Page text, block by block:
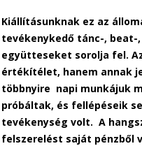
Kiállításunknak ez az
tevékenykedő tánc-, beat-
együtteseket sorolja fel.
értékítélet, hanem annak
többnyire napi munkájuk
próbáltak, és fellépéseik
tevékenység volt. A
felszerelést saját pénzből